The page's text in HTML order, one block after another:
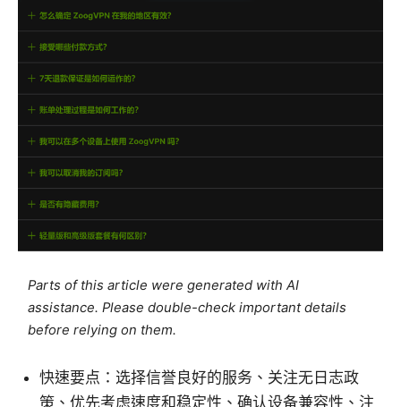
Parts of this article were generated with AI
assistance. Please double-check important details
before relying on them.
快速要点：选择信誉良好的服务、关注无日志政
策、优先考虑速度和稳定性、确认设备兼容性、注